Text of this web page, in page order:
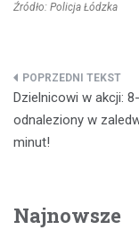
Źródło: Policja Łódzka
Nawigacja
wpisu
Dzielnicowi w akcji:
odnaleziony w
minut!
Najnowsze